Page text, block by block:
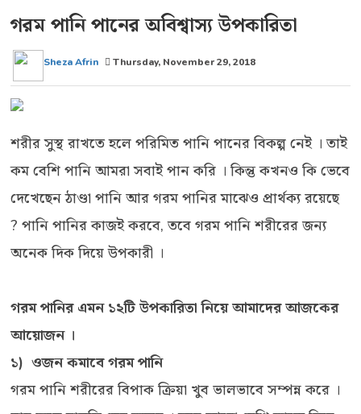
গরম পানি পানের অবিশ্বাস্য উপকারিতা
Sheza Afrin Thursday, November 29, 2018
শরীর সুস্থ রাখতে হলে পরিমিত পানি পানের বিকল্প নেই । তাই
কম বেশি পানি আমরা সবাই পান করি । কিন্তু কখনও কি ভেবে
দেখেছেন ঠাণ্ডা পানি আর গরম পানির মাঝেও প্রার্থক্য রয়েছে
? পানি পানির কাজই করবে, তবে গরম পানি শরীরের জন্য
অনেক দিক দিয়ে উপকারী ।
গরম পানির এমন ১২টি উপকারিতা নিয়ে আমাদের আজকের
আয়োজন ।
১) ওজন কমাবে গরম পানি
গরম পানি শরীরের বিপাক ক্রিয়া খুব ভালভাবে সম্পন্ন করে ।